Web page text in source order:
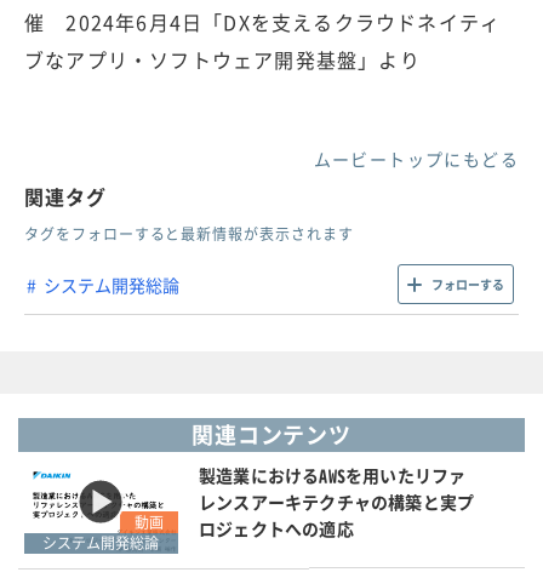
催 2024年6月4日「DXを支えるクラウドネイティ
ブなアプリ・ソフトウェア開発基盤」より
ムービートップにもどる
関連タグ
タグをフォローすると最新情報が表示されます
システム開発総論 フォローする
関連コンテンツ
動画
システム開発総論
製造業におけるAWSを用いたリファ
レンスアーキテクチャの構築と実プ
ロジェクトへの適応